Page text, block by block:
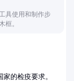
具使用和制作步
框。
的检疫要求。